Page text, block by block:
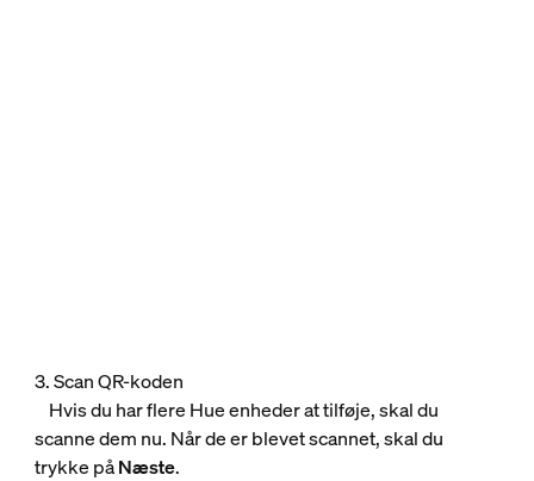
3. Scan QR-koden
Hvis du har flere Hue enheder at tilføje, skal du
scanne dem nu. Når de er blevet scannet, skal du
trykke påNæste.